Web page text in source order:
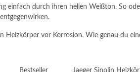
einfach durch ihren hellen Weißton. So
vor Korrosion. Wie genau du
Bestseller
Jaeger Sinolin